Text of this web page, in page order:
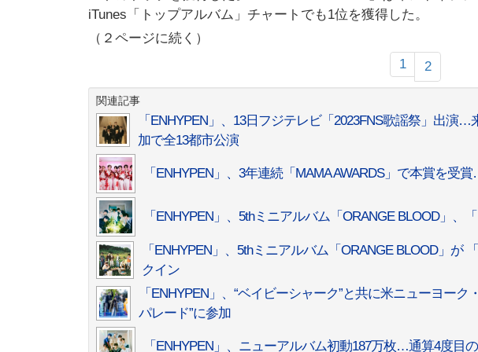
iTunes「トップアルバム」チャートでも1位を獲得した。
（２ページに続く）
1
2
関連記事
「ENHYPEN」、13日フジテレビ「2023FNS歌謡祭」出演
加で全13都市公演
「ENHYPEN」、3年連続「MAMA AWARDS」で本賞を受
「ENHYPEN」、5thミニアルバム「ORANGE BLOOD」
「ENHYPEN」、5thミニアルバム「ORANGE BLOOD」
クイン
「ENHYPEN」、“ベイビーシャーク”と共に米ニューヨー
パレード”に参加
「ENHYPEN」、ニューアルバム初動187万枚…通算4度目